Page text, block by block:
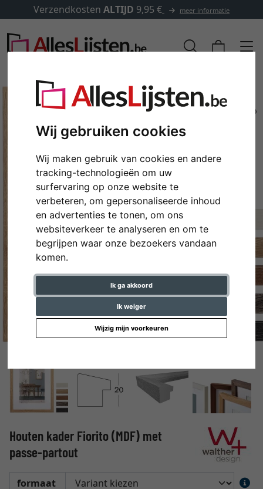
Wij gebruiken cookies
Wij maken gebruik van cookies en andere
tracking-technologieën om uw
surfervaring op onze website te
verbeteren, om gepersonaliseerde inhoud
en advertenties te tonen, om ons
websiteverkeer te analyseren en om te
begrijpen waar onze bezoekers vandaan
komen.
Ik ga akkoord
Ik weiger
Wijzig mijn voorkeuren
Verzendkosten ALTIJD 9,95 € meer informatie
Terug
Houten kader Fiorito (MDF) met
passe-partout
formaat